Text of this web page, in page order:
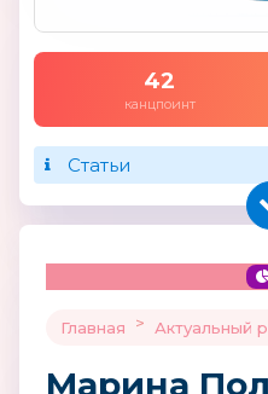
42
канцпоинт
Статьи
Главная > Актуальный
Марина